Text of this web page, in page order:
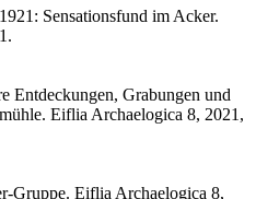
Sensationsfund im Acker.
Entdeckungen, Grabungen und
Eiflia Archaelogica 8, 2021,
Gruppe. Eiflia Archaelogica 8,